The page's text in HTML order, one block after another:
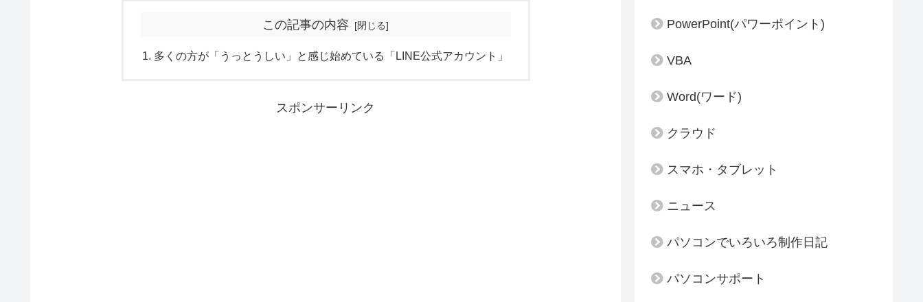
この記事の内容
多くの方が「うっとうしい」と感じ始めている「LINE公式アカウント」
スポンサーリンク
PowerPoint(パワーポイント)
VBA
Word(ワード)
クラウド
スマホ・タブレット
ニュース
パソコンでいろいろ制作日記
パソコンサポート